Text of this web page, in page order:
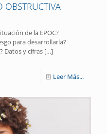
OBSTRUCTIVA
de la EPOC?
para desarrollarla?
Datos y cifras […]
Leer Más...